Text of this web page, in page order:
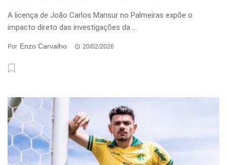
A licença de João Carlos Mansur no Palmeiras expõe o
impacto direto das investigações da ...
Por Enzo Carvalho 20/02/2026